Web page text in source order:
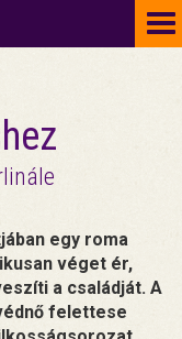
egy roma
véget ér,
a családját. A
felettese